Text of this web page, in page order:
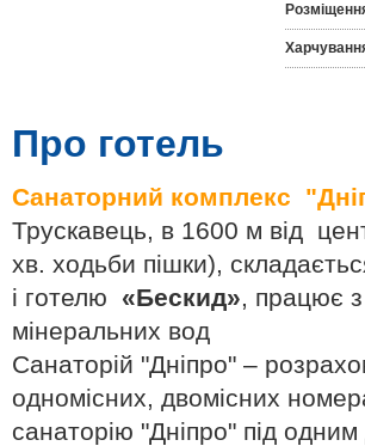
Про готель
Санаторний комплекс
Трускавець, в 1600 м від
хв. ходьби пішки),
і готелю «Бескид», працює
мінеральних вод
Санаторій "Дніпро" –
одномісних, двомісних
санаторію "Дніпро" під